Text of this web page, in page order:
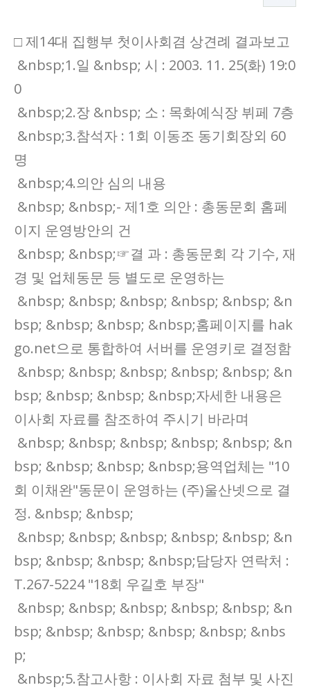
□ 제14대 집행부 첫이사회겸 상견례 결과보고
&nbsp;1.일 &nbsp; 시 : 2003. 11. 25(화) 19:0
0
&nbsp;2.장 &nbsp; 소 : 목화예식장 뷔페 7층
&nbsp;3.참석자 : 1회 이동조 동기회장외 60
명
&nbsp;4.의안 심의 내용
&nbsp; &nbsp;- 제1호 의안 : 총동문회 홈페
이지 운영방안의 건
&nbsp; &nbsp;☞결 과 : 총동문회 각 기수, 재
경 및 업체동문 등 별도로 운영하는
&nbsp; &nbsp; &nbsp; &nbsp; &nbsp; &n
bsp; &nbsp; &nbsp; &nbsp;홈페이지를 hak
go.net으로 통합하여 서버를 운영키로 결정함
&nbsp; &nbsp; &nbsp; &nbsp; &nbsp; &n
bsp; &nbsp; &nbsp; &nbsp;자세한 내용은
이사회 자료를 참조하여 주시기 바라며
&nbsp; &nbsp; &nbsp; &nbsp; &nbsp; &n
bsp; &nbsp; &nbsp; &nbsp;용역업체는 "10
회 이채완"동문이 운영하는 (주)울산넷으로 결
정. &nbsp; &nbsp;
&nbsp; &nbsp; &nbsp; &nbsp; &nbsp; &n
bsp; &nbsp; &nbsp; &nbsp;담당자 연락처 :
T.267-5224 "18회 우길호 부장"
&nbsp; &nbsp; &nbsp; &nbsp; &nbsp; &n
bsp; &nbsp; &nbsp; &nbsp; &nbsp; &nbs
p;
&nbsp;5.참고사항 : 이사회 자료 첨부 및 사진